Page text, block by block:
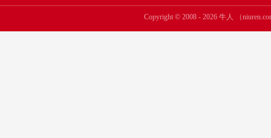
Copyright © 2008 - 2026 牛人 （